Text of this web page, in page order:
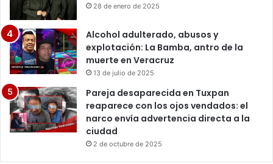
28 de enero de 2025
Alcohol adulterado, abusos y
explotación: La Bamba, antro de la
muerte en Veracruz
13 de julio de 2025
Pareja desaparecida en Tuxpan
reaparece con los ojos vendados: el
narco envía advertencia directa a la
ciudad
2 de octubre de 2025